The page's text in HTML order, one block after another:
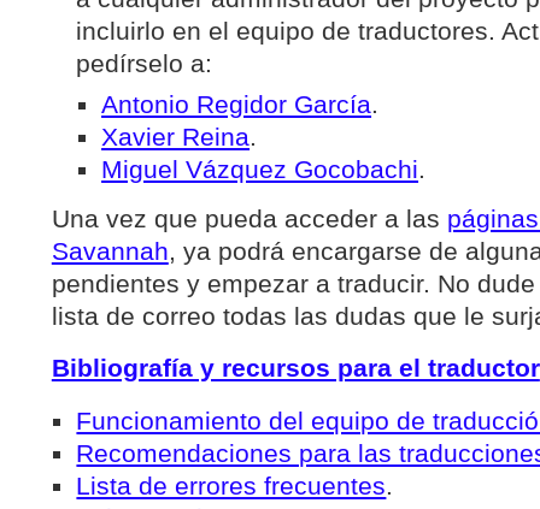
incluirlo en el equipo de traductores.
pedírselo a:
Antonio Regidor García.
Xavier Reina.
Miguel Vázquez Gocobachi.
Una vez que pueda acceder a las
Savannah, ya podrá encargarse de
pendientes y empezar a traducir. No
lista de correo todas las dudas que le
Bibliografía y recursos para el traductor
Funcionamiento del equipo de
Recomendaciones para las
Lista de errores frecuentes.